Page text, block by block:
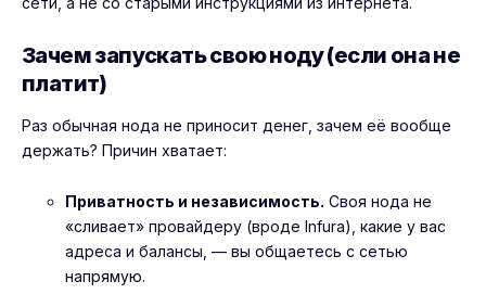
Зачем запускать свою ноду (если она не
платит)
Раз обычная нода не приносит денег, зачем её вообще
держать? Причин хватает:
Приватность и независимость. Своя нода не
«сливает» провайдеру (вроде Infura), какие у вас
адреса и балансы, — вы общаетесь с сетью
напрямую.